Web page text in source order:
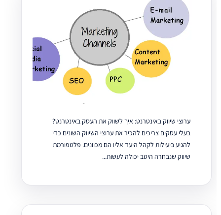
ערוצי שיווק באינטרנט: איך לשווק את העסק באינטרנט?
בעלי עסקים צריכים להכיר את ערוצי השיווק השונים כדי
להגיע ביעילות לקהל היעד אליו הם מכוונים. פלטפורמת
שיווק שנבחרה היטב יכולה לעשות...